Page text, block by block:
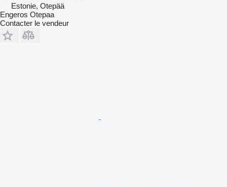
Estonie, Otepää
Engeros Otepaa
Contacter le vendeur